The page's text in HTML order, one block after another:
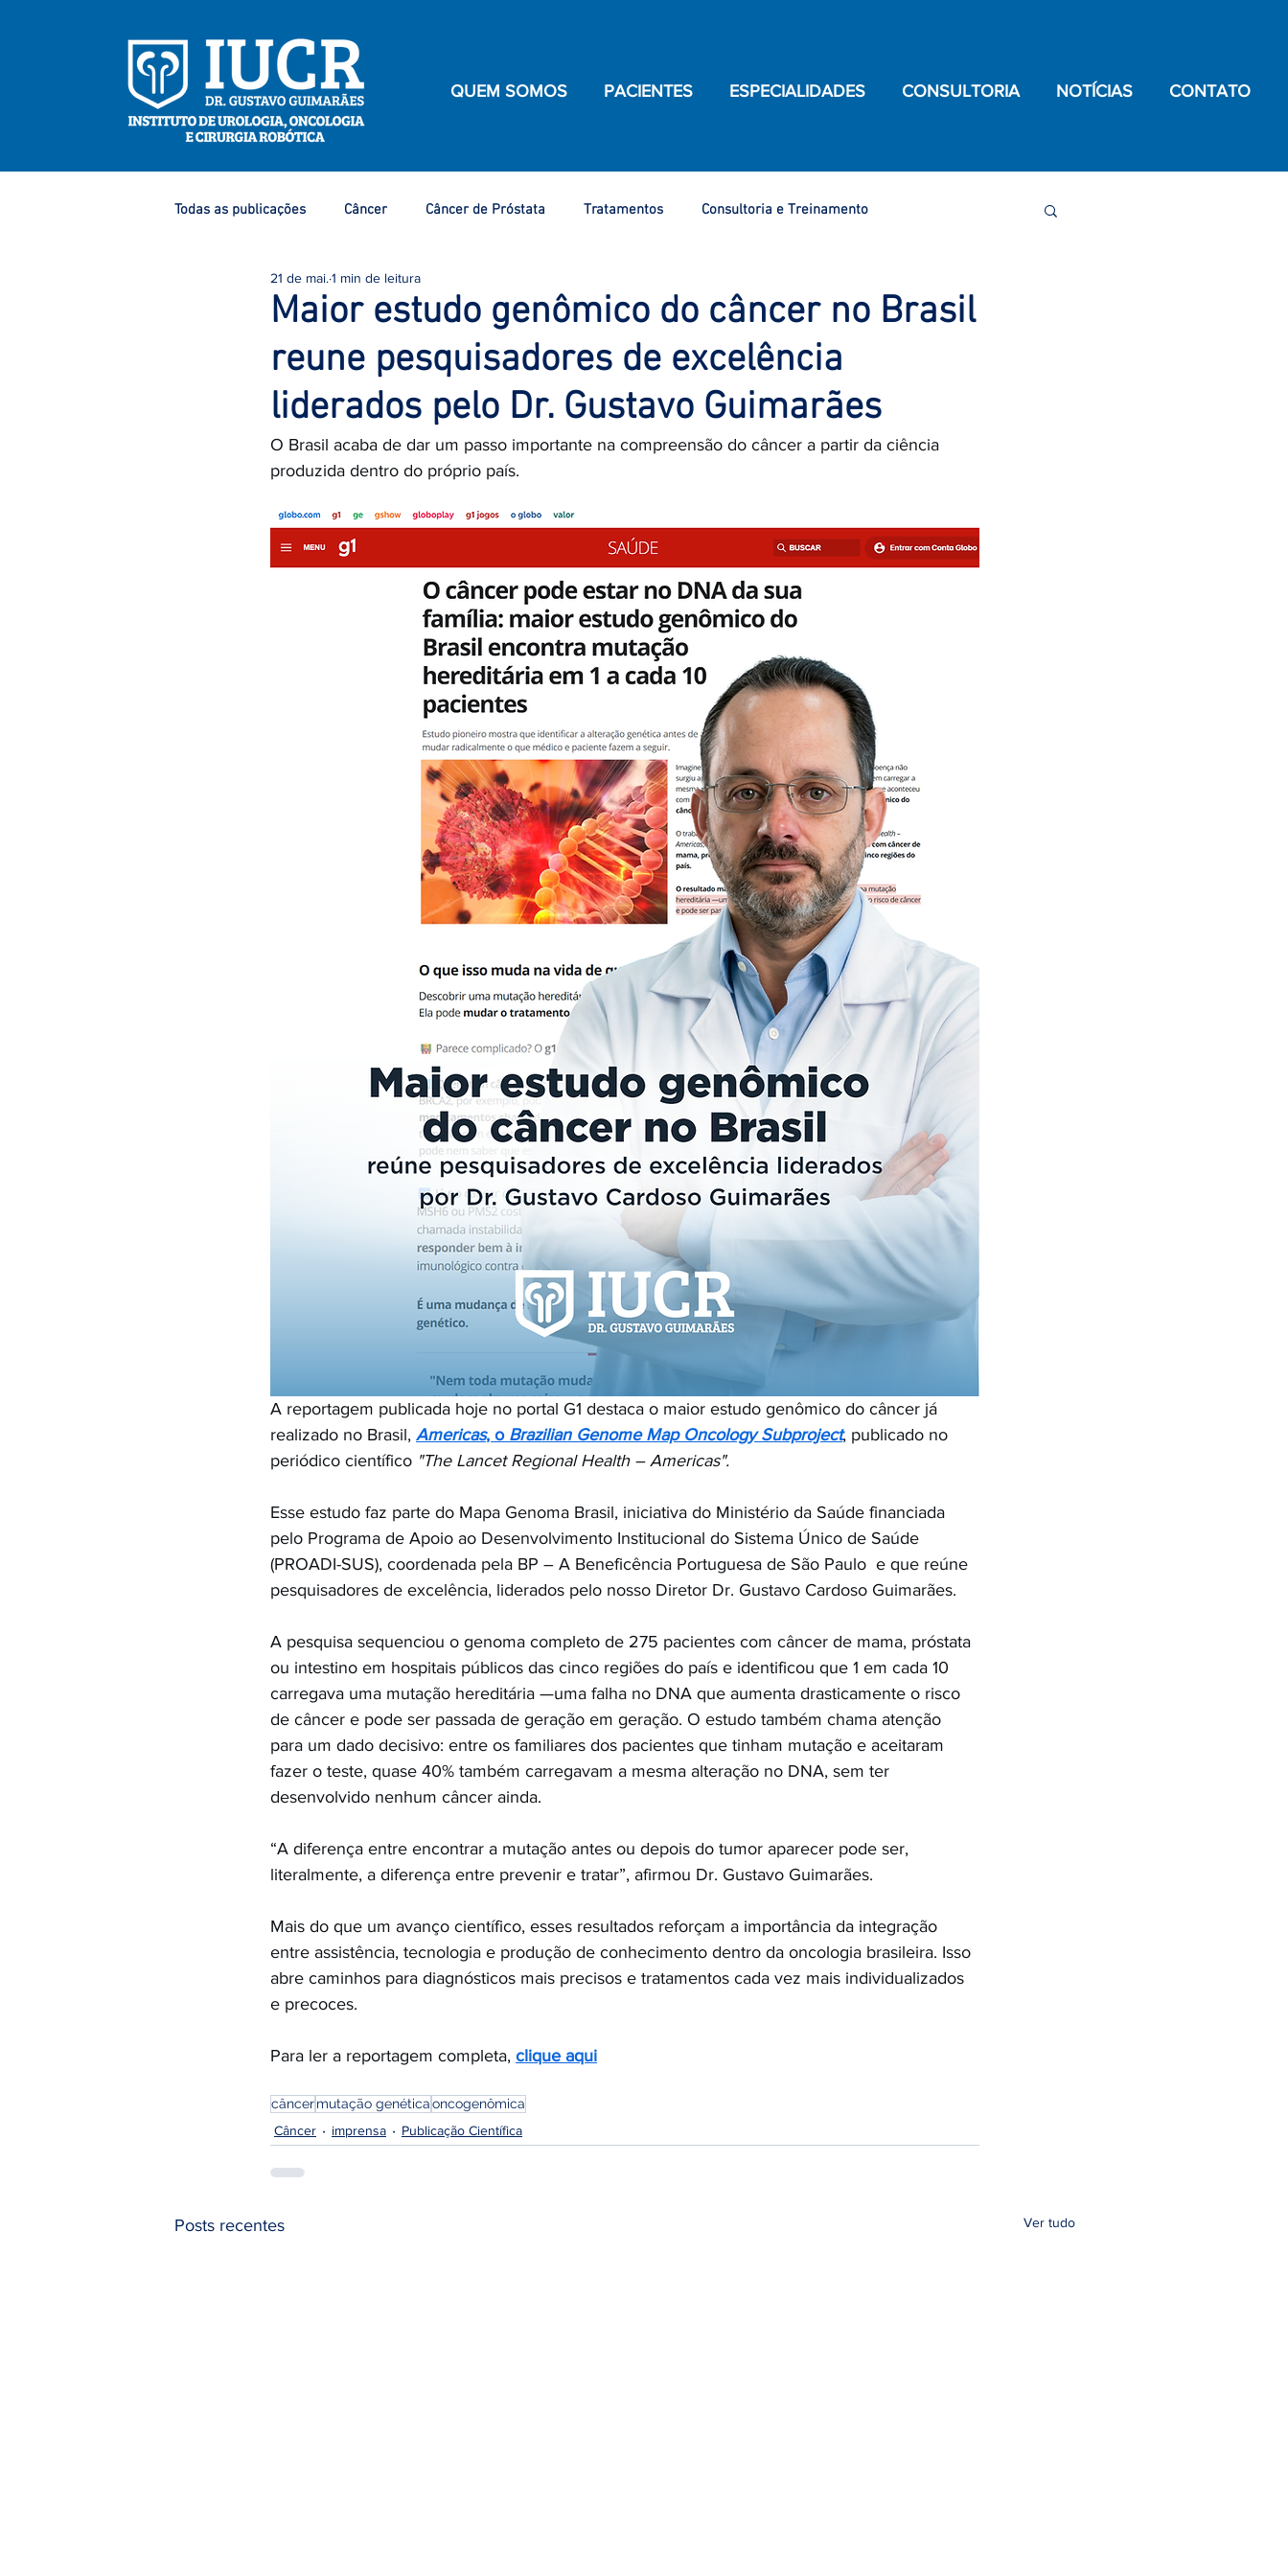
QUEM SOMOS PACIENTES ESPECIALIDADES CONSULTORIA NOTÍCIAS CONTATO
Todas as publicações Câncer Câncer de Próstata Tratamentos Consultoria e Treinamento
Eventos e Congressos Dicas de Saúde
Câncer de Mama Câncer de Pênis Câncer do Colo do Útero Nosso Atendimento
Tabagismo Câncer de Rim Cirurgia Robótica Câncer de endométrio câncer de endométrio
Prevenção do câncer Alimentação e câncer infográfico
Câncer de Bexiga Diagnóstico diabetes saúde do homem
Maior estudo genômico do câncer no Brasil
reune pesquisadores de excelência
liderados pelo Dr. Gustavo Guimarães
21 de mai. 1 min de leitura
O Brasil acaba de dar um passo importante na compreensão do câncer a partir da ciência
produzida dentro do próprio país.
A reportagem publicada hoje no portal G1 destaca o maior estudo genômico do câncer já
realizado no Brasil, Americas, o Brazilian Genome Map Oncology Subproject, publicado no
periódico científico "The Lancet Regional Health – Americas".
Esse estudo faz parte do Mapa Genoma Brasil, iniciativa do Ministério da Saúde financiada
pelo Programa de Apoio ao Desenvolvimento Institucional do Sistema Único de Saúde
(PROADI-SUS), coordenada pela BP – A Beneficência Portuguesa de São Paulo  e que reúne
pesquisadores de excelência, liderados pelo nosso Diretor Dr. Gustavo Cardoso Guimarães.
A pesquisa sequenciou o genoma completo de 275 pacientes com câncer de mama, próstata
ou intestino em hospitais públicos das cinco regiões do país e identificou que 1 em cada 10
carregava uma mutação hereditária —uma falha no DNA que aumenta drasticamente o risco
de câncer e pode ser passada de geração em geração. O estudo também chama atenção
para um dado decisivo: entre os familiares dos pacientes que tinham mutação e aceitaram
fazer o teste, quase 40% também carregavam a mesma alteração no DNA, sem ter
desenvolvido nenhum câncer ainda.
“A diferença entre encontrar a mutação antes ou depois do tumor aparecer pode ser,
literalmente, a diferença entre prevenir e tratar”, afirmou Dr. Gustavo Guimarães.
Mais do que um avanço científico, esses resultados reforçam a importância da integração
entre assistência, tecnologia e produção de conhecimento dentro da oncologia brasileira. Isso
abre caminhos para diagnósticos mais precisos e tratamentos cada vez mais individualizados
e precoces.
Para ler a reportagem completa, clique aqui
câncermutação genéticaoncogenômica
Câncer
imprensa Publicação Científica
Posts recentes Ver tudo